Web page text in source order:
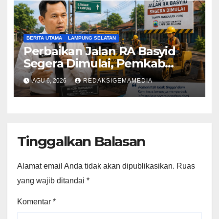
BERITA UTAMA LAMPUNG SELATAN
Perbaikan Jalan RA Basyid
Segera Dimulai, Pemkab
Lampung Selatan Pastikan
Mobilitas Warga Lebih Aman
dan Nyaman
AGU 6, 2026 REDAKSIGEMAMEDIA
Tinggalkan Balasan
Alamat email Anda tidak akan dipublikasikan. Ruas
yang wajib ditandai *
Komentar *